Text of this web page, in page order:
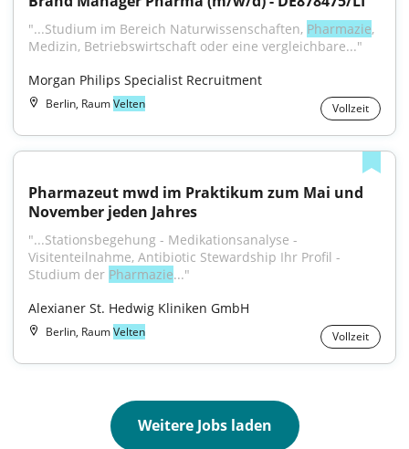
"...Studium im Bereich Naturwissenschaften, Pharmazie,
Medizin, Betriebswirtschaft oder eine vergleichbare..."
Morgan Philips Specialist Recruitment
Berlin, RaumVelten Vollzeit
Pharmazeut mwd im Praktikum zum Mai und
November jeden Jahres
"...Stationsbegehung - Medikationsanalyse -
Visitenteilnahme, Antibiotic Stewardship Ihr Profil -
Studium der Pharmazie..."
Alexianer St. Hedwig Kliniken GmbH
Berlin, RaumVelten Vollzeit
Weitere Jobs laden